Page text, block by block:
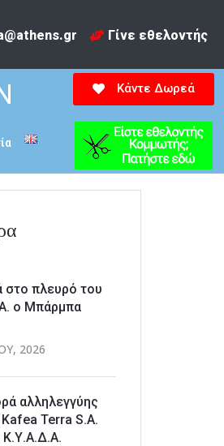
Γίνε εθελοντής
Κάντε Δωρεά
στο πλευρό του
ο Μπάρμπα
2026
αλληλεγγύης
Terra S.A.
Κ.Υ.Α.Δ.Α.